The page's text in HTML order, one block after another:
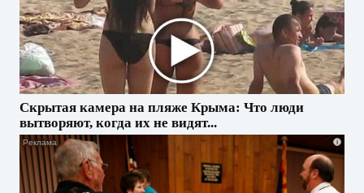
Скрытая камера на пляже Крыма: Что люди
вытворяют, когда их не видят...
i